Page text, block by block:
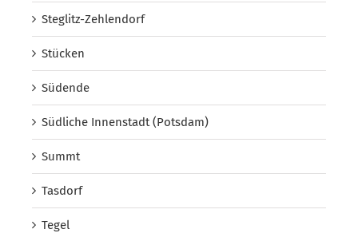
Steglitz-Zehlendorf
Stücken
Südende
Südliche Innenstadt (Potsdam)
Summt
Tasdorf
Tegel